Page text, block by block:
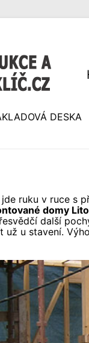
DESKA
ruku v ruce s
domy
další
už u stavení.